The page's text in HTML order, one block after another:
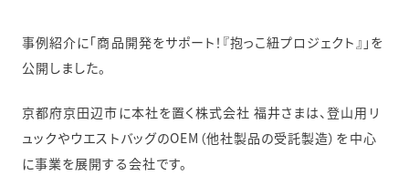
事例紹介に「商品開発をサポート！『抱っこ紐プロジェクト』」を
公開しました。
京都府京田辺市に本社を置く株式会社 福井さまは、登山用リ
ュックやウエストバッグのOEM（他社製品の受託製造）を中心
に事業を展開する会社です。